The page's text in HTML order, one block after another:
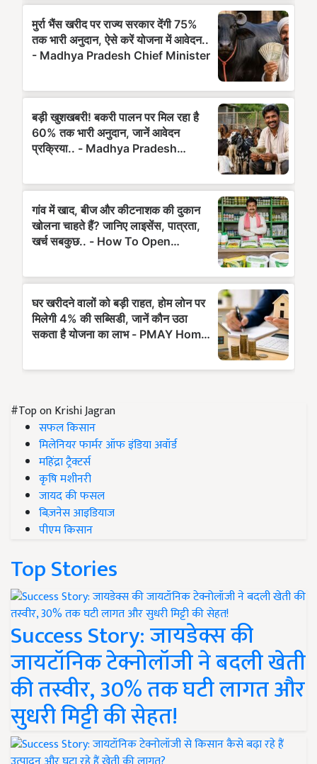
#Top on Krishi Jagran
सफल किसान
मिलेनियर फार्मर ऑफ इंडिया अवॉर्ड
महिंद्रा ट्रैक्टर्स
कृषि मशीनरी
जायद की फसल
बिज़नेस आइडियाज
पीएम किसान
Top Stories
Success Story: जायडेक्स की
जायटॉनिक टेक्नोलॉजी ने बदली खेती
की तस्वीर, 30% तक घटी लागत और
सुधरी मिट्टी की सेहत!